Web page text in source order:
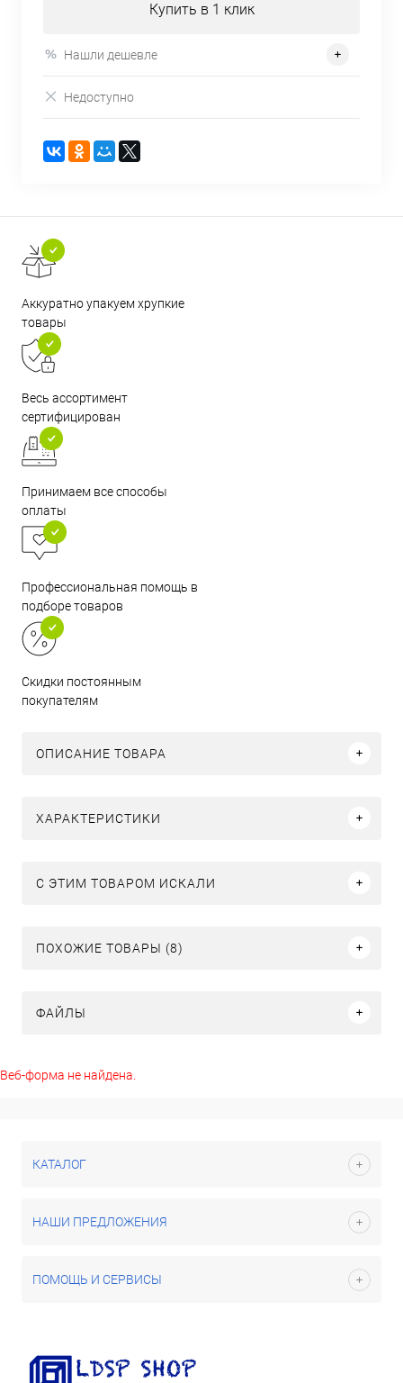
Купить в 1 клик
Нашли дешевле
Недоступно
Аккуратно упакуем хрупкие
товары
Весь ассортимент
сертифицирован
Принимаем все способы
оплаты
Профессиональная помощь в
подборе товаров
Скидки постоянным
покупателям
ОПИСАНИЕ ТОВАРА
ХАРАКТЕРИСТИКИ
C ЭТИМ ТОВАРОМ ИСКАЛИ
ПОХОЖИЕ ТОВАРЫ (8)
ФАЙЛЫ
Веб-форма не найдена.
КАТАЛОГ
НАШИ ПРЕДЛОЖЕНИЯ
ПОМОЩЬ И СЕРВИСЫ